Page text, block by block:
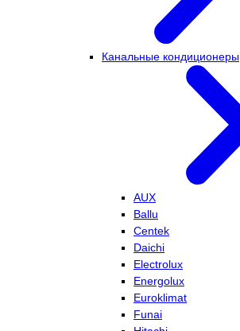
Канальные кондиционеры
AUX
Ballu
Centek
Daichi
Electrolux
Energolux
Euroklimat
Funai